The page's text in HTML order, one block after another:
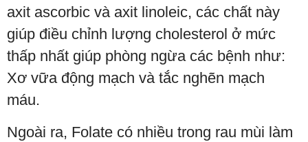
axit ascorbic và axit linoleic, các chất này
giúp điều chỉnh lượng cholesterol ở mức
thấp nhất giúp phòng ngừa các bệnh như:
Xơ vữa động mạch và tắc nghẽn mạch
máu.
Ngoài ra, Folate có nhiều trong rau mùi làm